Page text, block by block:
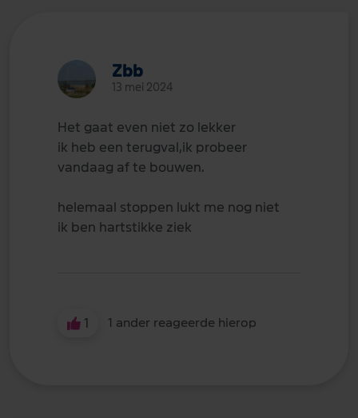
Zbb
13 mei 2024
Het gaat even niet zo lekker
ik heb een terugval,ik probeer
vandaag af te bouwen.
helemaal stoppen lukt me nog niet
ik ben hartstikke ziek
1 1 ander reageerde hierop